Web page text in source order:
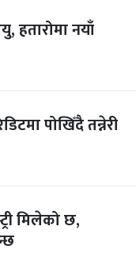
नयाँ
पोखिँदै तन्नेरी
मिलेको छ,